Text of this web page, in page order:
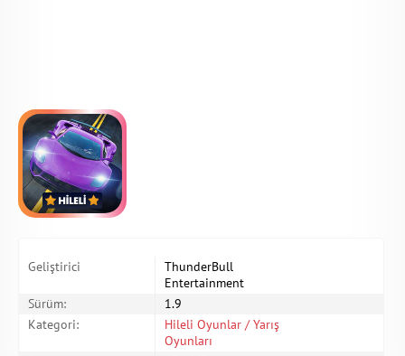
Geliştirici
ThunderBull
Entertainment
Sürüm:
1.9
Kategori:
Hileli Oyunlar / Yarış
Oyunları